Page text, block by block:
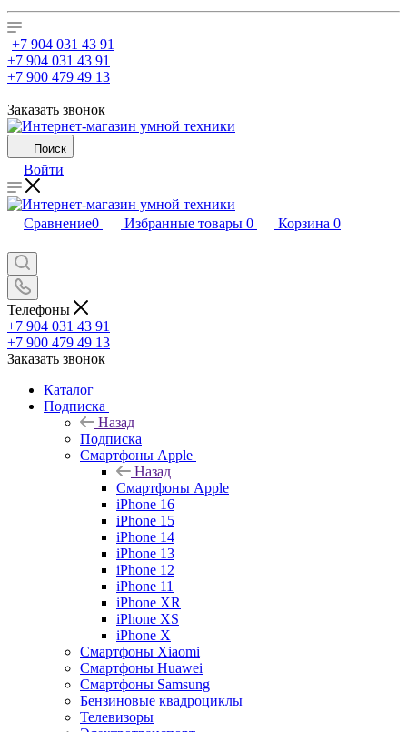
+7 904 031 43 91
+7 904 031 43 91
+7 900 479 49 13
Заказать звонок
Поиск
Войти
Сравнение0 Избранные товары 0 Корзина 0
Телефоны
+7 904 031 43 91
+7 900 479 49 13
Заказать звонок
Каталог
Подписка
Назад
Подписка
Смартфоны Apple
Назад
Смартфоны Apple
iPhone 16
iPhone 15
iPhone 14
iPhone 13
iPhone 12
iPhone 11
iPhone XR
iPhone XS
iPhone X
Смартфоны Xiaomi
Смартфоны Huawei
Смартфоны Samsung
Бензиновые квадроциклы
Телевизоры